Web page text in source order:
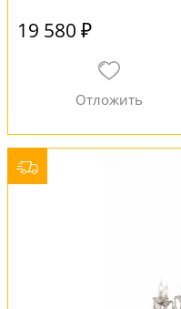
19 580 ₽